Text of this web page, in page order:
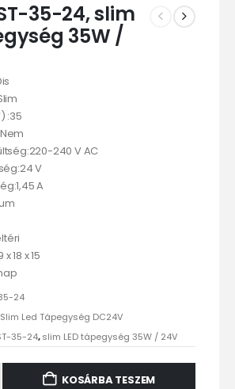
35-24, slim
35W /
:35
240 V AC
V
A
18 x 15
24
Led Tápegység DC24V
35-24,slim LED tápegység 35W / 24V
KOSÁRBA TESZEM